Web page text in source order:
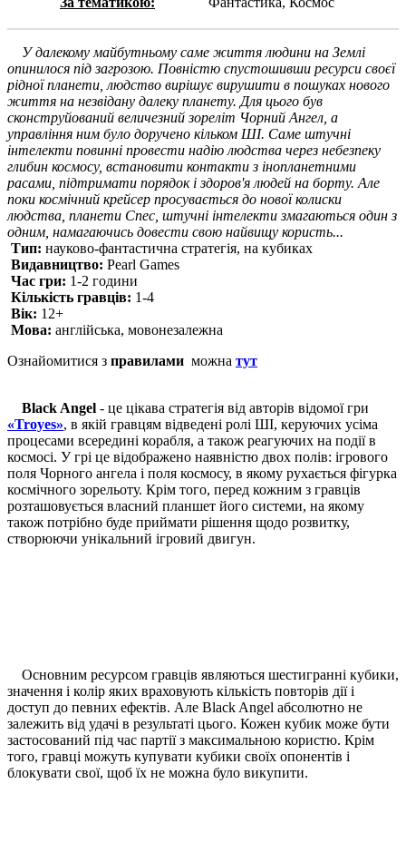
У далекому майбутньому саме життя людини на Землі
опинилося під загрозою. Повністю спустошивши ресурси своєї
рідної планети, людство вирішує вирушити в пошуках нового
життя на незвідану далеку планету. Для цього був
сконструйований величезний зореліт Чорний Ангел, а
управління ним було доручено кільком ШІ. Саме штучні
інтелекти повинні провести надію людства через небезпеку
глибин космосу, встановити контакти з інопланетними
расами, підтримати порядок і здоров'я людей на борту. Але
поки космічний крейсер просувається до нової колиски
людства, планети Спес, штучні інтелекти змагаються один з
одним, намагаючись довести свою найвищу користь...
Тип: науково-фантастична стратегія, на кубиках
Видавництво: Pearl Games
Час гри: 1-2 години
Кiлькiсть гравцiв: 1-4
Вiк: 12+
Мова: англійська, мовонезалежна
Ознайомитися з правилами можна тут
Black Angel - це цікава стратегія від авторів відомої гри
«Troyes», в якій гравцям відведені ролі ШІ, керуючих усіма
процесами всередині корабля, а також реагуючих на події в
космосі. У грі це відображено наявністю двох полів: ігрового
поля Чорного ангела і поля космосу, в якому рухається фігурка
космічного зорельоту. Крім того, перед кожним з гравців
розташовується власний планшет його системи, на якому
також потрібно буде приймати рішення щодо розвитку,
створюючи унікальний ігровий двигун.
Основним ресурсом гравців являються шестигранні кубики,
значення і колір яких враховують кількість повторів дії і
доступ до певних ефектів. Але Black Angel абсолютно не
залежить від удачі в результаті цього. Кожен кубик може бути
застосований під час партії з максимальною користю. Крім
того, гравці можуть купувати кубики своїх опонентів і
блокувати свої, щоб їх не можна було викупити.